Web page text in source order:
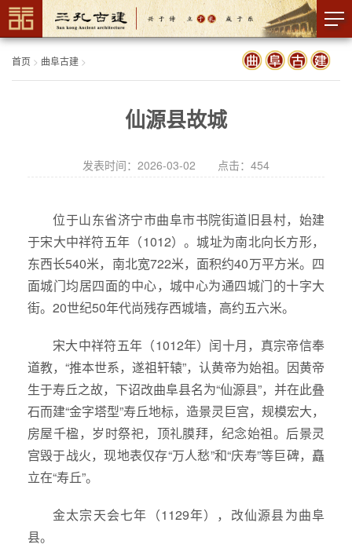
首页 > 曲阜古建 >
仙源县故城
发表时间：2026-03-02 点击： 454
位于山东省济宁市曲阜市书院街道旧县村，始建
于宋大中祥符五年（1012）。城址为南北向长方形，
东西长540米，南北宽722米，面积约40万平方米。四
面城门均居四面的中心，城中心为通四城门的十字大
街。20世纪50年代尚残存西城墙，高约五六米。
宋大中祥符五年（1012年）闰十月，真宗帝信奉
道教，“推本世系，遂祖轩辕”，认黄帝为始祖。因黄帝
生于寿丘之故，下诏改曲阜县名为“仙源县”，并在此叠
石而建“金字塔型”寿丘地标，造景灵巨宫，规模宏大，
房屋千楹，岁时祭祀，顶礼膜拜，纪念始祖。后景灵
宫毁于战火，现地表仅存“万人愁”和“庆寿”等巨碑，矗
立在“寿丘”。
金太宗天会七年（1129年），改仙源县为曲阜
县。